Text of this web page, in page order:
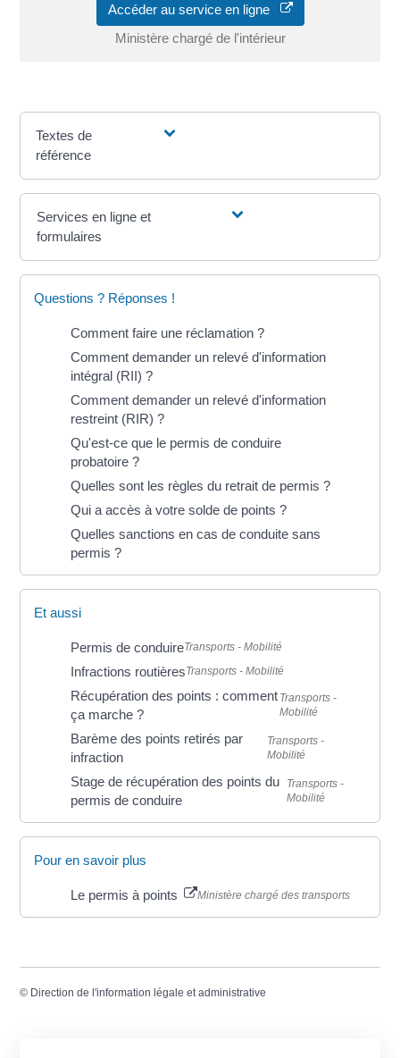
Accéder au service en ligne
Ministère chargé de l'intérieur
Textes de
référence
Services en ligne et
formulaires
Questions ? Réponses !
Comment faire une réclamation ?
Comment demander un relevé d'information
intégral (RII) ?
Comment demander un relevé d'information
restreint (RIR) ?
Qu'est-ce que le permis de conduire
probatoire ?
Quelles sont les règles du retrait de permis ?
Qui a accès à votre solde de points ?
Quelles sanctions en cas de conduite sans
permis ?
Et aussi
Permis de conduireTransports - Mobilité
Infractions routièresTransports - Mobilité
Récupération des points : comment
ça marche ?
Transports -
Mobilité
Barème des points retirés par
infraction
Transports -
Mobilité
Stage de récupération des points du
permis de conduire
Transports -
Mobilité
Pour en savoir plus
Le permis à points Ministère chargé des transports
© Direction de l'information légale et administrative